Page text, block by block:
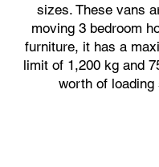
sizes. These vans
moving 3 bedroom
furniture, it has a
limit of 1,200 kg and
worth of loading